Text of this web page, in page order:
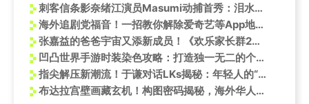
刺客信条影奈绪江演员Masumi动捕首秀：泪水与掌声交织的幕后故事
海外追剧党福音！一招教你解除爱奇艺等App地区限制，轻松看《日掛中天》
张嘉益的爸爸宇宙又添新成员！《欢乐家长群2》大结局惊喜不断，这些名场面你看了吗？
凹凸世界手游时装染色攻略：打造独一无二的个性造型
指尖解压新潮流！于谦对话LKs揭秘：年轻人的“赛博核桃”EDC玩具，到底有啥魔力？
布达拉宫壁画藏玄机！构图密码揭秘，海外华人如何解锁藏式美学？